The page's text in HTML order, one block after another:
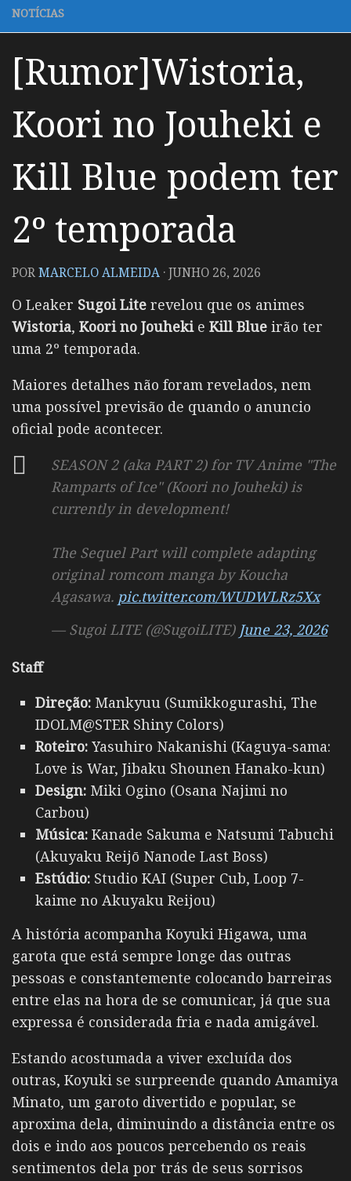
NOTÍCIAS
[Rumor]Wistoria,
Koori no Jouheki e
Kill Blue podem ter
2º temporada
PORMARCELO ALMEIDA ·JUNHO 26, 2026
O Leaker Sugoi Lite revelou que os animes
Wistoria, Koori no Jouhekie Kill Blue irão ter
uma 2º temporada.
Maiores detalhes não foram revelados, nem
uma possível previsão de quando o anuncio
oficial pode acontecer.
SEASON 2 (aka PART 2) for TV Anime "The
Ramparts of Ice" (Koori no Jouheki) is
currently in development!
The Sequel Part will complete adapting
original romcom manga by Koucha
Agasawa. pic.twitter.com/WUDWLRz5Xx
— Sugoi LITE (@SugoiLITE) June 23, 2026
Staff
Direção: Mankyuu (Sumikkogurashi, The
IDOLM@STER Shiny Colors)
Roteiro: Yasuhiro Nakanishi (Kaguya-sama:
Love is War, Jibaku Shounen Hanako-kun)
Design: Miki Ogino (Osana Najimi no
Carbou)
Música: Kanade Sakuma e Natsumi Tabuchi
(Akuyaku Reijō Nanode Last Boss)
Estúdio: Studio KAI (Super Cub, Loop 7-
kaime no Akuyaku Reijou)
A história acompanha Koyuki Higawa, uma
garota que está sempre longe das outras
pessoas e constantemente colocando barreiras
entre elas na hora de se comunicar, já que sua
expressa é considerada fria e nada amigável.
Estando acostumada a viver excluída dos
outras, Koyuki se surpreende quando Amamiya
Minato, um garoto divertido e popular, se
aproxima dela, diminuindo a distância entre os
dois e indo aos poucos percebendo os reais
sentimentos dela por trás de seus sorrisos